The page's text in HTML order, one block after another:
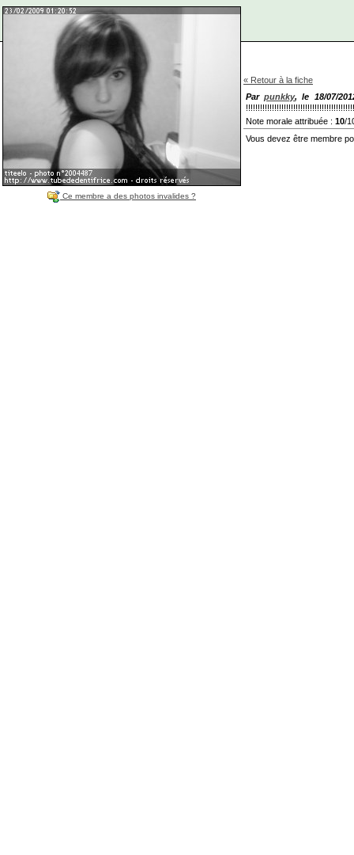
Ce membre a des photos invalides ?
« Retour à la fiche
Parpunkky, le 18/07/
Note morale attribuée : 10/
Vous devez être membre